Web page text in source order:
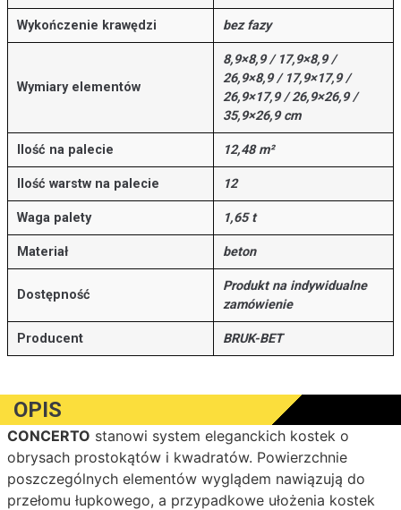
Wykończenie krawędzi bez fazy
Wymiary elementów
8,9×8,9 / 17,9×8,9 /
26,9×8,9 / 17,9×17,9 /
26,9×17,9 / 26,9×26,9 /
35,9×26,9 cm
Ilość na palecie 12,48 m²
Ilość warstw na palecie 12
Waga palety 1,65 t
Materiał beton
Dostępność
Produkt na indywidualne
zamówienie
Producent BRUK-BET
OPIS
CONCERTO stanowi system eleganckich kostek o
obrysach prostokątów i kwadratów. Powierzchnie
poszczególnych elementów wyglądem nawiązują do
przełomu łupkowego, a przypadkowe ułożenia kostek